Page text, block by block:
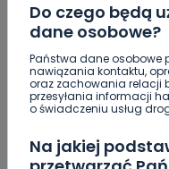
Do czego będą
dane osobowe?
Państwa dane osobowe
nawiązania kontaktu,
oraz zachowania relacji
przesyłania informacji
o świadczeniu usług
Na jakiej
DODAJ SWÓJ
Wiadomość